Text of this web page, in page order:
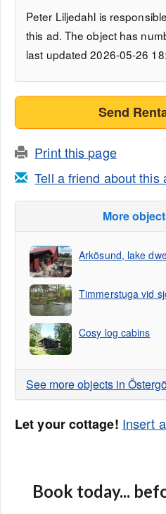
Peter Liljedahl is
this ad. The object has
last updated 2026-05-26
Send
Print this page
Tell a friend about this
More
Arkösund, lake
Timmerstuga vid
Cosy log cabins
See more objects in
Let your cottage! Insert
Book today...